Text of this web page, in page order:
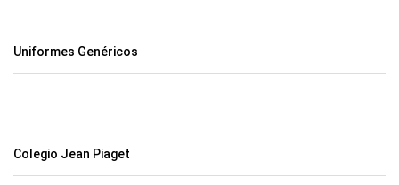
Uniformes Genéricos
Colegio Jean Piaget